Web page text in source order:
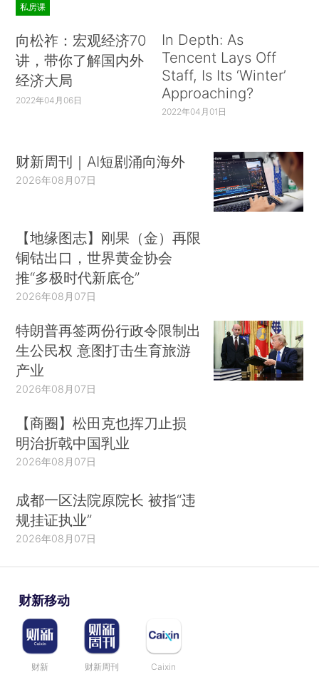
私房课
向松祚：宏观经济70
讲，带你了解国内外
经济大局
2022年04月06日
In Depth: As
Tencent Lays Off
Staff, Is Its ‘Winter’
Approaching?
2022年04月01日
财新周刊｜AI短剧涌向海外
2026年08月07日
【地缘图志】刚果（金）再限
铜钴出口，世界黄金协会
推“多极时代新底仓”
2026年08月07日
特朗普再签两份行政令限制出
生公民权 意图打击生育旅游
产业
2026年08月07日
【商圈】松田克也挥刀止损
明治折戟中国乳业
2026年08月07日
成都一区法院原院长 被指“违
规挂证执业”
2026年08月07日
财新移动
财新 财新周刊 Caixin